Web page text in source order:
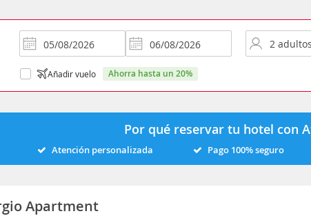
Añadir vuelo ahorra hasta un 20%
Por qué reservar tu hotel con
Atención personalizada Pago 100% seguro
Apartment